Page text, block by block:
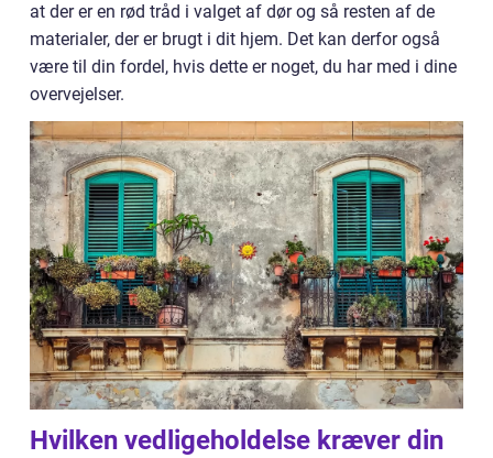
at der er en rød tråd i valget af dør og så resten af de
materialer, der er brugt i dit hjem. Det kan derfor også
være til din fordel, hvis dette er noget, du har med i dine
overvejelser.
Hvilken vedligeholdelse kræver din